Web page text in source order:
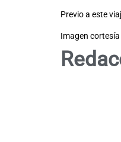
Previo a este
Imagen cortesía